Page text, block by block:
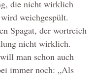
die nicht wirklich
weichgespült.
Spagat, der wortreich
nicht wirklich.
man schon auch
immer noch: „Als